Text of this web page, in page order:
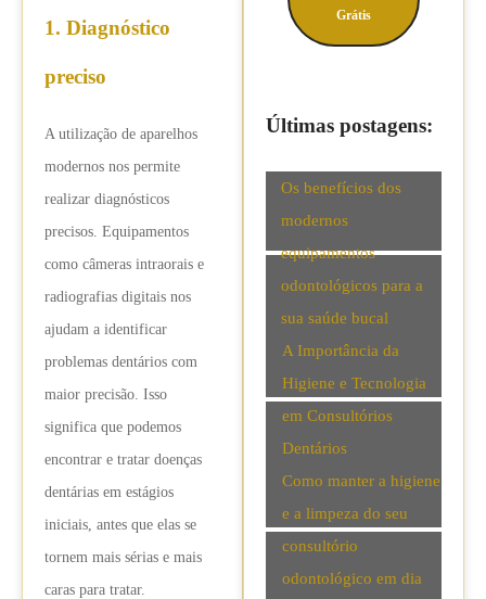
1. Diagnóstico
preciso
A utilização de aparelhos
modernos nos permite
realizar diagnósticos
precisos. Equipamentos
como câmeras intraorais e
radiografias digitais nos
ajudam a identificar
problemas dentários com
maior precisão. Isso
significa que podemos
encontrar e tratar doenças
dentárias em estágios
iniciais, antes que elas se
tornem mais sérias e mais
caras para tratar.
Grátis
Últimas postagens:
Os benefícios dos
modernos
equipamentos
odontológicos para a
sua saúde bucal
A Importância da
Higiene e Tecnologia
em Consultórios
Dentários
Como manter a higiene
e a limpeza do seu
consultório
odontológico em dia